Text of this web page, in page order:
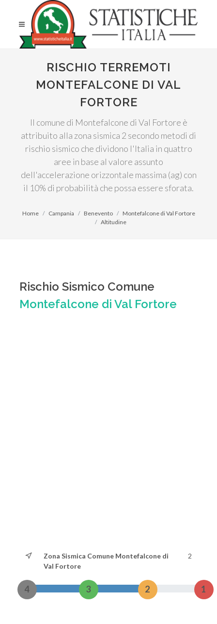
RISCHIO TERREMOTI
MONTEFALCONE DI VAL
FORTORE
Il comune di Montefalcone di Val Fortore è
attribuito alla zona sismica 2 secondo metodi di
rischio sismico che dividono l'Italia in quattro
aree in base al valore assunto
dell'accelerazione orizzontale massima (ag) con
il 10% di probabilità che possa essere sforata.
Home Campania Benevento
Montefalcone di Val Fortore
Altitudine
Rischio Sismico Comune
Montefalcone di Val Fortore
Zona Sismica Comune Montefalcone di
Val Fortore
2
4 3 2 1